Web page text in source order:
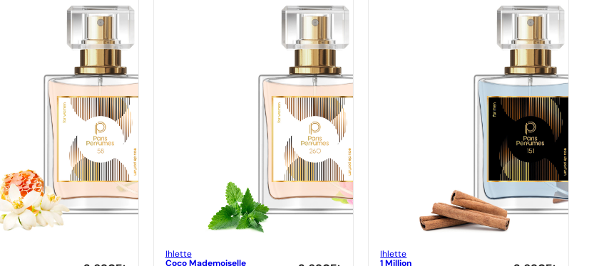
Ihlette
Coco Mademoiselle
Ihlette
1 Million